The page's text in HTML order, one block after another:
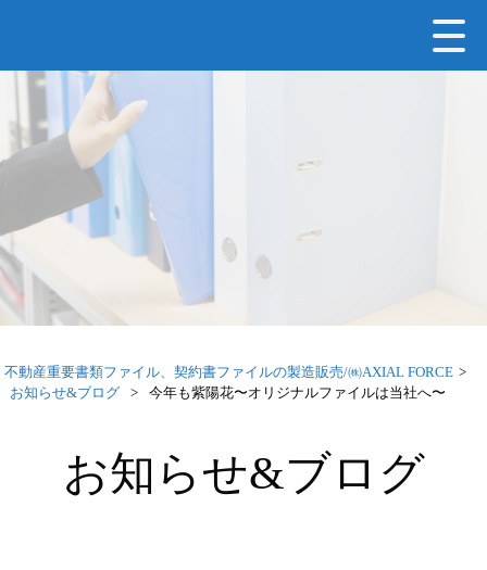
不動産重要書類ファイル、契約書ファイルの製造販売/㈱AXIAL FORCE >
お知らせ&ブログ
> 今年も紫陽花〜オリジナルファイルは当社へ〜
お知らせ&ブログ